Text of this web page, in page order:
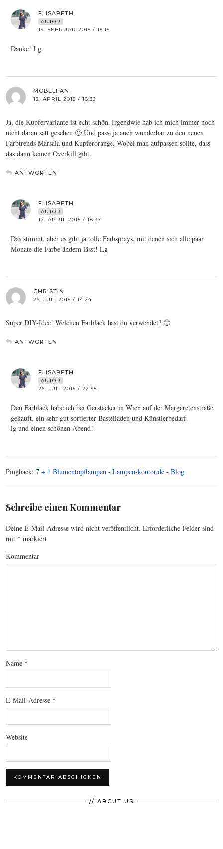
ELISABETH
AUTOR
19. FEBRUAR 2015 / 15:15
Danke! Lg
MÖBELFAN
12. APRIL 2015 / 18:33
Ja, die Kupfervariante ist echt schön. Irgendwie hab ich mich immer noch
nicht daran satt gesehen 🙂 Und passt ja auch wunderbar zu den neuen
Farbtrends Marsala und Kupferorange. Wobei man aufpassen sollte, dass
das dann keinen Overkill gibt.
ANTWORTEN
ELISABETH
AUTOR
12. APRIL 2015 / 18:37
Das stimmt, aber es gibt ja tolle Farbsprays, mit denen sich alle paar
Monate die Farbe ändern lässt! Lg
CHRISTIN
26. JULI 2015 / 14:24
Super DIY-Idee! Welchen Farblack hast du verwendet? 🙂
ANTWORTEN
ELISABETH
AUTOR
26. JULI 2015 / 22:55
Den Farblack habe ich bei Gerstäcker in Wien auf der Margaretenstraße
gekauft, ein sehr gut sortierter Bastelladen und Künstlerbedarf.
lg und einen schönen Abend!
Pingback: 7 + 1 Blumentopflampen - Lampen-kontor.de - Blog
Schreibe einen Kommentar
Deine E-Mail-Adresse wird nicht veröffentlicht. Erforderliche Felder sind
mit * markiert
Kommentar
Name *
E-Mail-Adresse *
Website
// ABOUT US